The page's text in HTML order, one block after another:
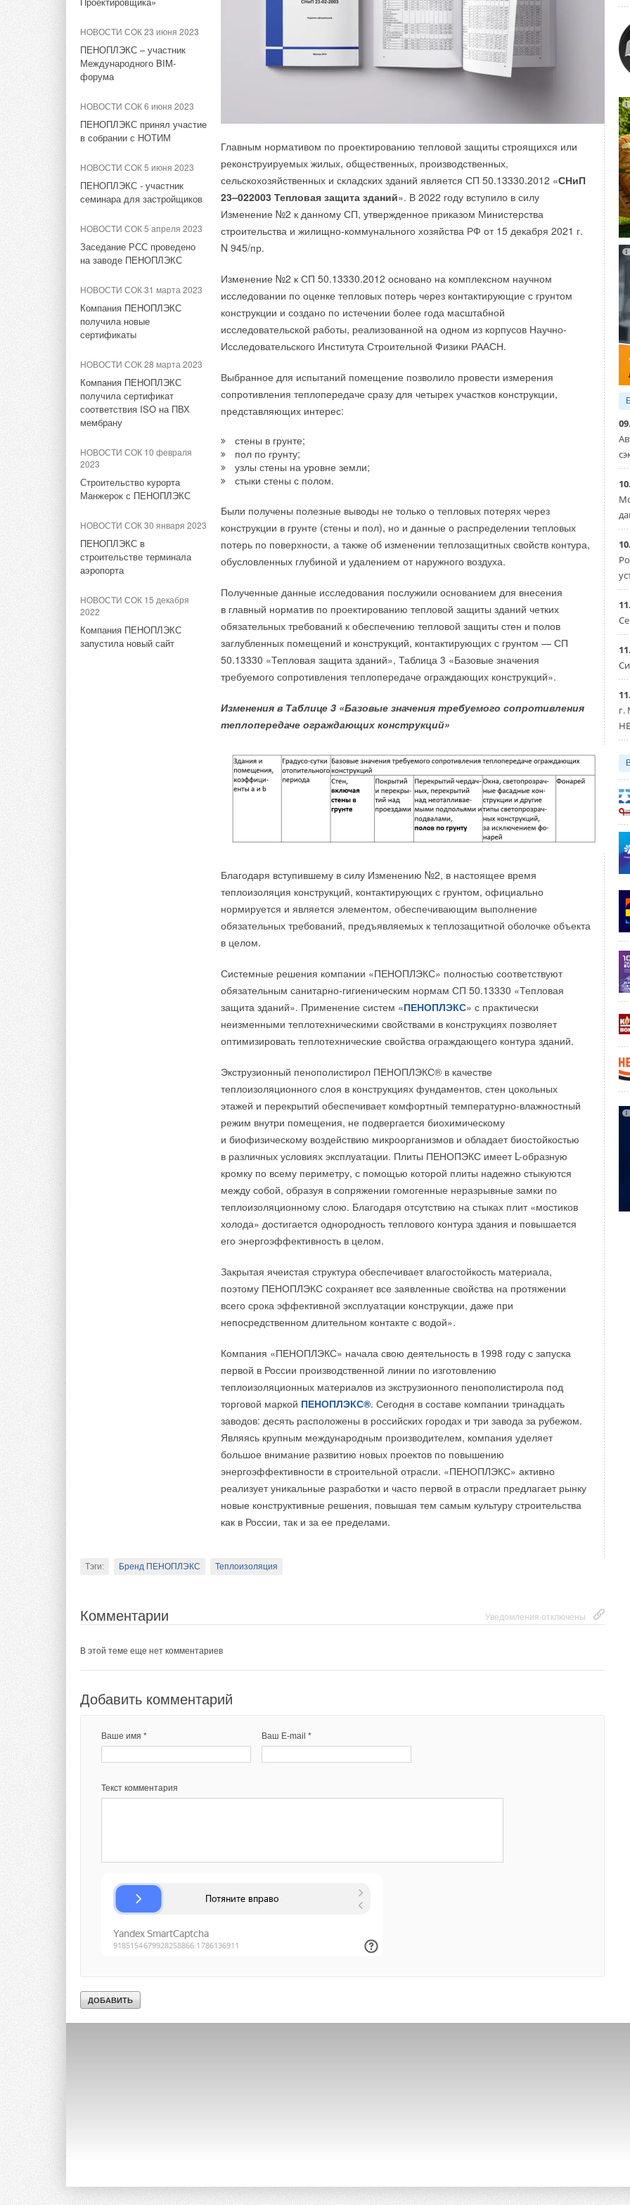
НОВОСТИ СОК 23 июня 2023
ПЕНОПЛЭКС – участник
Международного BIM-
форума
НОВОСТИ СОК 6 июня 2023
ПЕНОПЛЭКС принял участие
в собрании с НОТИМ
НОВОСТИ СОК 5 июня 2023
ПЕНОПЛЭКС - участник
семинара для застройщиков
НОВОСТИ СОК 5 апреля 2023
Заседание РСС проведено
на заводе ПЕНОПЛЭКС
НОВОСТИ СОК 31 марта 2023
Компания ПЕНОПЛЭКС
получила новые
сертификаты
НОВОСТИ СОК 28 марта 2023
Компания ПЕНОПЛЭКС
получила сертификат
соответствия ISO на ПВХ
мембрану
НОВОСТИ СОК 10 февраля
2023
Строительство курорта
Манжерок с ПЕНОПЛЭКС
НОВОСТИ СОК 30 января 2023
ПЕНОПЛЭКС в
строительстве терминала
аэропорта
НОВОСТИ СОК 15 декабря
2022
Компания ПЕНОПЛЭКС
запустила новый сайт
Главным нормативом по проектированию тепловой защиты строящихся или
реконструируемых жилых, общественных, производственных,
сельскохозяйственных и складских зданий является СП 50.13330.2012 «СНиП
23–022003 Тепловая защита зданий». В 2022 году вступило в силу
Изменение №2 к данному СП, утвержденное приказом Министерства
строительства и жилищно-коммунального хозяйства РФ от 15 декабря 2021 г.
N 945/пр.
Изменение №2 к СП 50.13330.2012 основано на комплексном научном
исследовании по оценке тепловых потерь через контактирующие с грунтом
конструкции и создано по истечении более года масштабной
исследовательской работы, реализованной на одном из корпусов Научно-
Исследовательского Института Строительной Физики РААСН.
Выбранное для испытаний помещение позволило провести измерения
сопротивления теплопередаче сразу для четырех участков конструкции,
представляющих интерес:
стены в грунте;
пол по грунту;
узлы стены на уровне земли;
стыки стены с полом.
Были получены полезные выводы не только о тепловых потерях через
конструкции в грунте (стены и пол), но и данные о распределении тепловых
потерь по поверхности, а также об изменении теплозащитных свойств контура,
обусловленных глубиной и удалением от наружного воздуха.
Полученные данные исследования послужили основанием для внесения
в главный норматив по проектированию тепловой защиты зданий четких
обязательных требований к обеспечению тепловой защиты стен и полов
заглубленных помещений и конструкций, контактирующих с грунтом — СП
50.13330 «Тепловая защита зданий», Таблица 3 «Базовые значения
требуемого сопротивления теплопередаче ограждающих конструкций».
Изменения в Таблице 3 «Базовые значения требуемого сопротивления
теплопередаче ограждающих конструкций»
Благодаря вступившему в силу Изменению №2, в настоящее время
теплоизоляция конструкций, контактирующих с грунтом, официально
нормируется и является элементом, обеспечивающим выполнение
обязательных требований, предъявляемых к теплозащитной оболочке объекта
в целом.
Системные решения компании «ПЕНОПЛЭКС» полностью соответствуют
обязательным санитарно-гигиеническим нормам СП 50.13330 «Тепловая
защита зданий». Применение систем «ПЕНОПЛЭКС» с практически
неизменными теплотехническими свойствами в конструкциях позволяет
оптимизировать теплотехнические свойства ограждающего контура зданий.
Экструзионный пенополистирол ПЕНОПЛЭКС® в качестве
теплоизоляционного слоя в конструкциях фундаментов, стен цокольных
этажей и перекрытий обеспечивает комфортный температурно-влажностный
режим внутри помещения, не подвергается биохимическому
и биофизическому воздействию микроорганизмов и обладает биостойкостью
в различных условиях эксплуатации. Плиты ПЕНОПЭКС имеет L-образную
кромку по всему периметру, с помощью которой плиты надежно стыкуются
между собой, образуя в сопряжении гомогенные неразрывные замки по
теплоизоляционному слою. Благодаря отсутствию на стыках плит «мостиков
холода» достигается однородность теплового контура здания и повышается
его энергоэффективность в целом.
Закрытая ячеистая структура обеспечивает влагостойкость материала,
поэтому ПЕНОПЛЭКС сохраняет все заявленные свойства на протяжении
всего срока эффективной эксплуатации конструкции, даже при
непосредственном длительном контакте с водой».
Компания «ПЕНОПЛЭКС» начала свою деятельность в 1998 году с запуска
первой в России производственной линии по изготовлению
теплоизоляционных материалов из экструзионного пенополистирола под
торговой маркой ПЕНОПЛЭКС®. Сегодня в составе компании тринадцать
заводов: десять расположены в российских городах и три завода за рубежом.
Являясь крупным международным производителем, компания уделяет
большое внимание развитию новых проектов по повышению
энергоэффективности в строительной отрасли. «ПЕНОПЛЭКС» активно
реализует уникальные разработки и часто первой в отрасли предлагает рынку
новые конструктивные решения, повышая тем самым культуру строительства
как в России, так и за ее пределами.
Тэги: Бренд ПЕНОПЛЭКС Теплоизоляция
Уведомления отключены
Комментарии
В этой теме еще нет комментариев
Добавить комментарий
Ваше имя * Ваш E-mail *
Текст комментария
г.
НОВОСТИ СОК 9 августа 2023
Поршневой редуктор
давления PRO AQUA с
новой конструкцией
НОВОСТИ СОК 24 июля 2023
Новинка в ассортименте
аксиальных фитингов PRO
AQUA: адаптер 3/4‘‘
«евроконус - плоскость»
НОВОСТИ СОК 6 июня 2023
Гофрированные трубы
PROKAN и PRODREN под
НОВОСТИ СОК 18 мая 2023
Новая линейка хомутов PRO
НОВОСТИ СОК 16 мая 2023
Продукция PRO AQUA в
новом видеоролике блогера
НОВОСТИ СОК 17 апреля
2023
Продукция PRO AQUA в
новом видео у блогера Mary
НОВОСТИ СОК 11 апреля
2023
Современные решения PRO
и водоснабжения
НОВОСТИ СОК 21 февраля
2023
PRO AQUA
Новые наименования позволят оперативно выбрать трубыPRO AQUA
трубопровода.
Трубы PRO AQUA PE-Xa серебристого и PE-RT фиолетового цветов,
универсального применения, получили название AquaHeat. Благодаря
наличию кислородозащитного слоя EVOH чаще всего они используются для
комплектации систем отопления. Трубы PRO AQUA PE-Xa AquaHeat
серебристого цвета имеют толщину стенки SDR 7.4 и способны выдержать
давление 10 бар при температуре 90°C и 5-ом классе эксплуатации. Трубы
PRO AQUA PE-RT AquaHeat фиолетового цвета имеют толщину стенки SDR
7.4 и выдерживают давление 8 бар при температуре 9
Трубы PRO AQUA PE-Xa красного цвета и PE-RT оранжевого цвета получили
название AquaFloor. За счет толщины стенки труба легко гнется, поэтому
трубопроводы AquaFloor нашли свое основное применения в системах
водяного теплого пола. Обе трубы имеют кислородозащитный слой EVOH, что
обеспечивает защиту от коррозии всем комплектующим системы отопления.
Труба PRO AQUA PE-RT красного цвета получила название AquaTech. В
основном эти трубы используются для комплектации в открытых системах,
таких как горячее и холодное водоснабжение, а также в качестве
технологического трубопровода.
Тэги: Бренд PRO AQUA Арматура, фитинги Системы трубопроводов